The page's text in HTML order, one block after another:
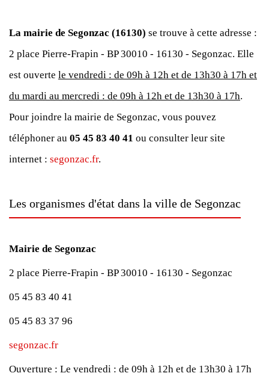
La mairie de Segonzac (16130) se trouve à cette adresse :
2 place Pierre-Frapin - BP 30010 - 16130 - Segonzac. Elle
est ouverte le vendredi : de 09h à 12h et de 13h30 à 17h et
du mardi au mercredi : de 09h à 12h et de 13h30 à 17h.
Pour joindre la mairie de Segonzac, vous pouvez
téléphoner au 05 45 83 40 41 ou consulter leur site
internet : segonzac.fr.
Les organismes d'état dans la ville de Segonzac
Mairie de Segonzac
2 place Pierre-Frapin - BP 30010 - 16130 - Segonzac
05 45 83 40 41
05 45 83 37 96
segonzac.fr
Ouverture : Le vendredi : de 09h à 12h et de 13h30 à 17h